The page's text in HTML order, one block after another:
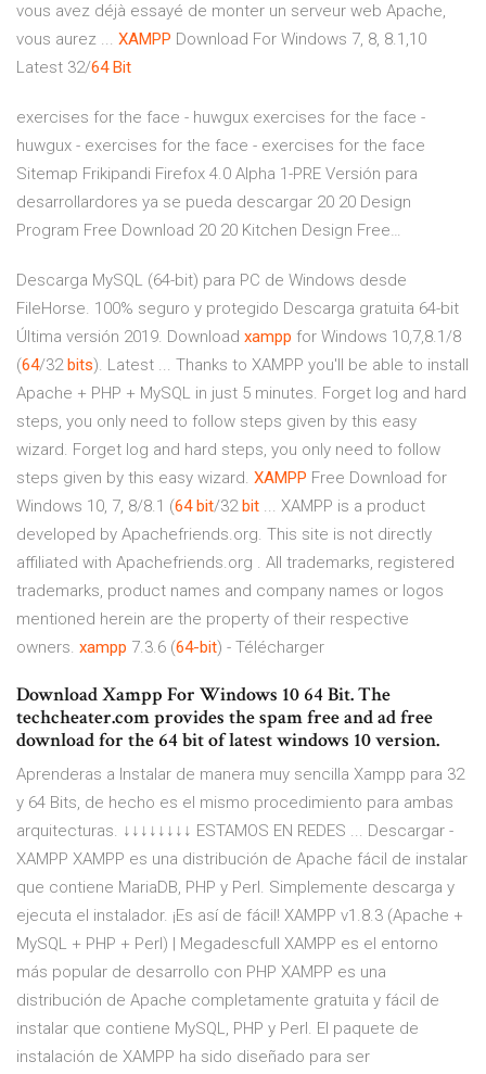
vous avez déjà essayé de monter un serveur web Apache,
vous aurez ... XAMPP Download For Windows 7, 8, 8.1,10
Latest 32/64 Bit
exercises for the face - huwgux exercises for the face -
huwgux - exercises for the face - exercises for the face
Sitemap Frikipandi Firefox 4.0 Alpha 1-PRE Versión para
desarrollardores ya se pueda descargar 20 20 Design
Program Free Download 20 20 Kitchen Design Free…
Descarga MySQL (64-bit) para PC de Windows desde
FileHorse. 100% seguro y protegido Descarga gratuita 64-bit
Última versión 2019. Download xampp for Windows 10,7,8.1/8
(64/32 bits). Latest ... Thanks to XAMPP you'll be able to install
Apache + PHP + MySQL in just 5 minutes. Forget log and hard
steps, you only need to follow steps given by this easy
wizard. Forget log and hard steps, you only need to follow
steps given by this easy wizard. XAMPP Free Download for
Windows 10, 7, 8/8.1 (64 bit/32 bit ... XAMPP is a product
developed by Apachefriends.org. This site is not directly
affiliated with Apachefriends.org . All trademarks, registered
trademarks, product names and company names or logos
mentioned herein are the property of their respective
owners. xampp 7.3.6 (64-bit) - Télécharger
Download Xampp For Windows 10 64 Bit. The
techcheater.com provides the spam free and ad free
download for the 64 bit of latest windows 10 version.
Aprenderas a Instalar de manera muy sencilla Xampp para 32
y 64 Bits, de hecho es el mismo procedimiento para ambas
arquitecturas. ↓↓↓↓↓↓↓↓ ESTAMOS EN REDES ... Descargar -
XAMPP XAMPP es una distribución de Apache fácil de instalar
que contiene MariaDB, PHP y Perl. Simplemente descarga y
ejecuta el instalador. ¡Es así de fácil! XAMPP v1.8.3 (Apache +
MySQL + PHP + Perl) | Megadescfull XAMPP es el entorno
más popular de desarrollo con PHP XAMPP es una
distribución de Apache completamente gratuita y fácil de
instalar que contiene MySQL, PHP y Perl. El paquete de
instalación de XAMPP ha sido diseñado para ser